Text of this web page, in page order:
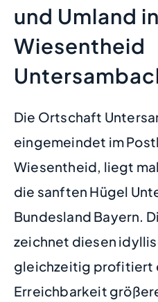
und Umland
Wiesentheid
Die Ortschaft
eingemeindet im
Wiesentheid, liegt
die sanften Hügel
Bundesland Bayern.
zeichnet diesen
gleichzeitig profitiert
Erreichbarkeit